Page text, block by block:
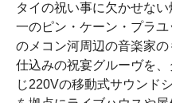
タイの祝い事に欠かせな
一のピン・ケーン・プラ
のメコン河周辺の音楽家
仕込みの祝宴グルーヴを
じ220Vの移動式サウンド